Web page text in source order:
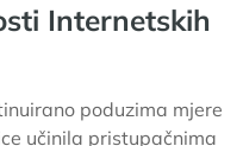
Internetskih
poduzima mjere
učinila pristupačnima